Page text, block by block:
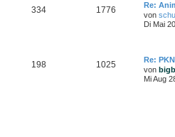
334 1776
Re:
von
Di Mai
198 1025
Re:
von
Mi Aug